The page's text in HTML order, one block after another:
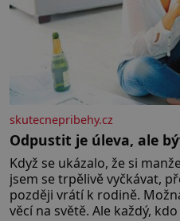
skutecnepribehy.cz
Odpustit je úleva, ale
Když se ukázalo, že si
jsem se trpělivě vyčkávat,
později vrátí k rodině.
věcí na světě. Ale každý,